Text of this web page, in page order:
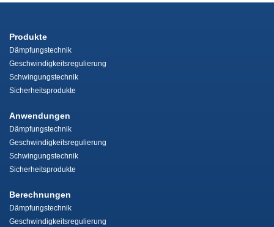
Produkte
Dämpfungstechnik
Geschwindigkeitsregulierung
Schwingungstechnik
Sicherheitsprodukte
Anwendungen
Dämpfungstechnik
Geschwindigkeitsregulierung
Schwingungstechnik
Sicherheitsprodukte
Berechnungen
Dämpfungstechnik
Geschwindigkeitsregulierung